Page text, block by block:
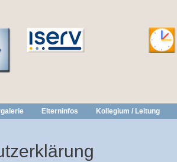
Elterninfos Kollegium / Leitung